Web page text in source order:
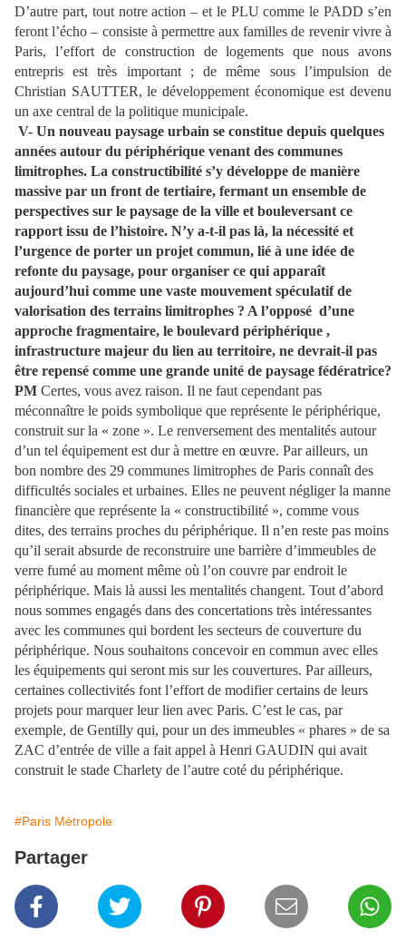
D’autre part, tout notre action – et le PLU comme le PADD s’en
feront l’écho – consiste à permettre aux familles de revenir vivre à
Paris, l’effort de construction de logements que nous avons
entrepris est très important ; de même sous l’impulsion de
Christian SAUTTER, le développement économique est devenu
un axe central de la politique municipale.
V- Un nouveau paysage urbain se constitue depuis quelques
années autour du périphérique venant des communes
limitrophes. La constructibilité s’y développe de manière
massive par un front de tertiaire, fermant un ensemble de
perspectives sur le paysage de la ville et bouleversant ce
rapport issu de l’histoire. N’y a-t-il pas là, la nécessité et
l’urgence de porter un projet commun, lié à une idée de
refonte du paysage, pour organiser ce qui apparaît
aujourd’hui comme une vaste mouvement spéculatif de
valorisation des terrains limitrophes ? A l’opposé d’une
approche fragmentaire, le boulevard périphérique ,
infrastructure majeur du lien au territoire, ne devrait-il pas
être repensé comme une grande unité de paysage fédératrice?
PM Certes, vous avez raison. Il ne faut cependant pas
méconnaître le poids symbolique que représente le périphérique,
construit sur la « zone ». Le renversement des mentalités autour
d’un tel équipement est dur à mettre en œuvre. Par ailleurs, un
bon nombre des 29 communes limitrophes de Paris connaît des
difficultés sociales et urbaines. Elles ne peuvent négliger la manne
financière que représente la « constructibilité », comme vous
dites, des terrains proches du périphérique. Il n’en reste pas moins
qu’il serait absurde de reconstruire une barrière d’immeubles de
verre fumé au moment même où l’on couvre par endroit le
périphérique. Mais là aussi les mentalités changent. Tout d’abord
nous sommes engagés dans des concertations très intéressantes
avec les communes qui bordent les secteurs de couverture du
périphérique. Nous souhaitons concevoir en commun avec elles
les équipements qui seront mis sur les couvertures. Par ailleurs,
certaines collectivités font l’effort de modifier certains de leurs
projets pour marquer leur lien avec Paris. C’est le cas, par
exemple, de Gentilly qui, pour un des immeubles « phares » de sa
ZAC d’entrée de ville a fait appel à Henri GAUDIN qui avait
construit le stade Charlety de l’autre coté du périphérique.
#Paris Métropole
Partager